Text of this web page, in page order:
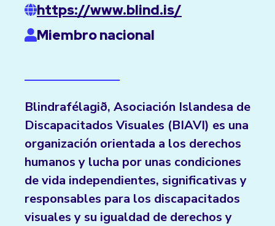
https://www.blind.is/
Miembro nacional
Blindrafélagið, Asociación Islandesa de
Discapacitados Visuales (BIAVI) es una
organización orientada a los derechos
humanos y lucha por unas condiciones
de vida independientes, significativas y
responsables para los discapacitados
visuales y su igualdad de derechos y